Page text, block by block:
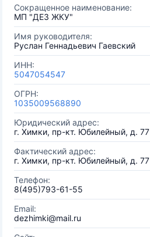
Сокращенное наименование:
МП "ДЕЗ ЖКУ"
Имя руководителя:
Руслан Геннадьевич Гаевский
ИНН:
5047054547
ОГРН:
1035009568890
Юридический адрес:
г. Химки, пр-кт. Юбилейный, д. 77
Фактический адрес:
г. Химки, пр-кт. Юбилейный, д. 77
Телефон:
8(495)793-61-55
Email:
dezhimki@mail.ru